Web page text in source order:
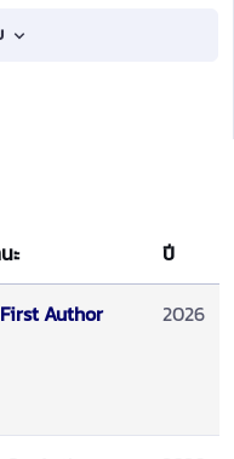
ะ ปี
First Author 2026